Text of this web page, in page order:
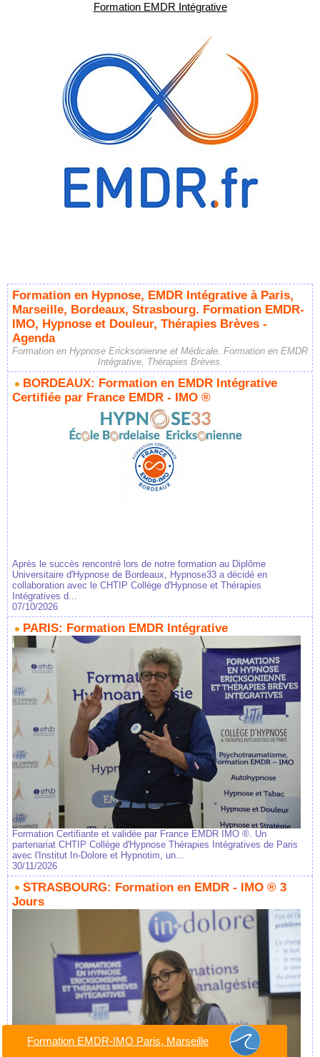
Formation EMDR Intégrative
Formation en Hypnose, EMDR Intégrative à Paris,
Marseille, Bordeaux, Strasbourg. Formation EMDR-
IMO, Hypnose et Douleur, Thérapies Brèves -
Agenda
Formation en Hypnose Ericksonienne et Médicale. Formation en EMDR
Intégrative, Thérapies Brèves.
BORDEAUX: Formation en EMDR Intégrative
Certifiée par France EMDR - IMO ®
Après le succès rencontré lors de notre formation au Diplôme
Universitaire d'Hypnose de Bordeaux, Hypnose33 a décidé en
collaboration avec le CHTIP Collège d'Hypnose et Thérapies
Intégratives d...
07/10/2026
PARIS: Formation EMDR Intégrative
Formation Certifiante et validée par France EMDR IMO ®. Un
partenariat CHTIP Collège d'Hypnose Thérapies Intégratives de Paris
avec l'Institut In-Dolore et Hypnotim, un...
30/11/2026
STRASBOURG: Formation en EMDR - IMO ® 3
Jours
Formation EMDR-IMO Paris, Marseille